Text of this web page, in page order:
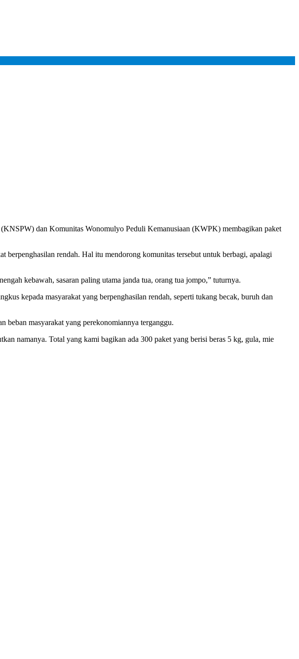
dan Komunitas Wonomulyo Peduli Kemanusiaan (KWPK) membagikan paket
rendah. Hal itu mendorong komunitas tersebut untuk berbagi, apalagi
kebawah, sasaran paling utama janda tua, orang tua jompo,” tuturnya.
kepada masyarakat yang berpenghasilan rendah, seperti tukang becak, buruh dan
beban masyarakat yang perekonomiannya terganggu.
namanya. Total yang kami bagikan ada 300 paket yang berisi beras 5 kg, gula, mie